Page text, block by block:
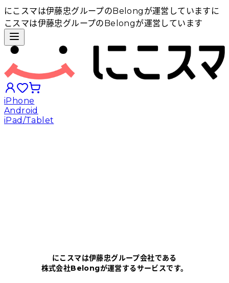
にこスマは伊藤忠グループのBelongが運営しています に
こスマは伊藤忠グループのBelongが運営しています
iPhone
Android
iPad/Tablet
にこスマについて
にこスマは伊藤忠グループ会社である
株式会社Belongが運営するサービスです。